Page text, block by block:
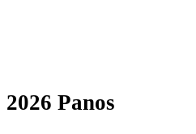
2026 Panos